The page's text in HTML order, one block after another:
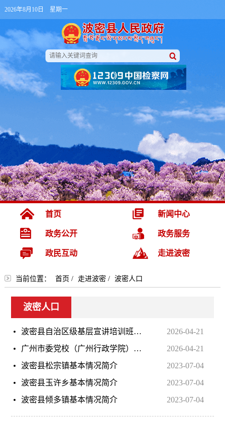
2026年8月10日 星期一
首页 新闻中心
政务公开 政务服务
政民互动 走进波密
当前位置： 首页 / 走进波密/ 波密人口
波密人口
波密县自治区级基层宣讲培训班正式开班
2026-04-21
广州市委党校（广州行政学院）黄丽华副校（院）长一行莅临波密县委党校调研指导工作
2026-04-21
波密县松宗镇基本情况简介
2023-07-04
波密县玉许乡基本情况简介
2023-07-04
波密县倾多镇基本情况简介
2023-07-04